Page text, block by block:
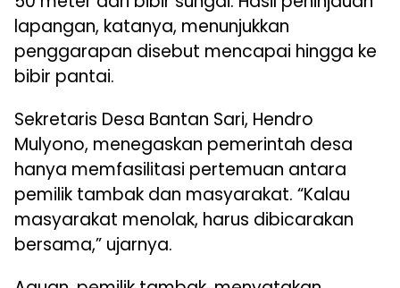
lapangan, katanya, menunjukkan
penggarapan disebut mencapai hingga ke
bibir pantai.
Sekretaris Desa Bantan Sari, Hendro
Mulyono, menegaskan pemerintah desa
hanya memfasilitasi pertemuan antara
pemilik tambak dan masyarakat. “Kalau
masyarakat menolak, harus dibicarakan
bersama,” ujarnya.